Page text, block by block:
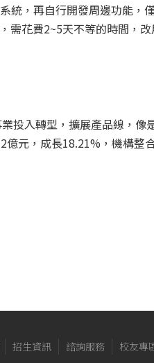
統，再自行開發周邊功能，
需花費2~5天不等的時間，
投入轉型，擴展產品線，像
元，成長18.21%，機構整
招生資訊 諮詢服務 校友專